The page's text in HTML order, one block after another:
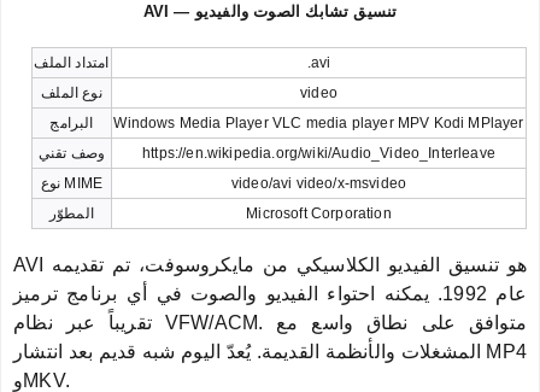
AVI — تنسيق تشابك الصوت والفيديو
امتداد الملف
.avi
نوع الملف
video
البرامج
Windows Media Player VLC media player MPV Kodi MPlayer
وصف تقني
https://en.wikipedia.org/wiki/Audio_Video_Interleave
نوع MIME
video/avi video/x-msvideo
المطوّر
Microsoft Corporation
AVI هو تنسيق الفيديو الكلاسيكي من مايكروسوفت، تم تقديمه
عام 1992. يمكنه احتواء الفيديو والصوت في أي برنامج ترميز
تقريباً عبر نظام VFW/ACM. متوافق على نطاق واسع مع
المشغلات والأنظمة القديمة. يُعدّ اليوم شبه قديم بعد انتشار MP4
وMKV.